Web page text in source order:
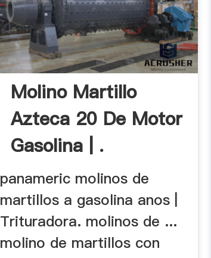
Molino Martillo
Azteca 20 De Motor
Gasolina | .
panameric molinos de
martillos a gasolina anos |
Trituradora. molinos de ...
molino de martillos con